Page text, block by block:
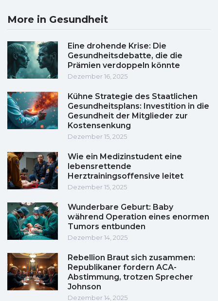
More in Gesundheit
Eine drohende Krise: Die
Gesundheitsdebatte, die die
Prämien verdoppeln könnte
Dezember 16, 2025
Kühne Strategie des Staatlichen
Gesundheitsplans: Investition in die
Gesundheit der Mitglieder zur
Kostensenkung
Dezember 15, 2025
Wie ein Medizinstudent eine
lebensrettende
Herztrainingsoffensive leitet
Dezember 15, 2025
Wunderbare Geburt: Baby
während Operation eines enormen
Tumors entbunden
Dezember 14, 2025
Rebellion Braut sich zusammen:
Republikaner fordern ACA-
Abstimmung, trotzen Sprecher
Johnson
Dezember 14, 2025